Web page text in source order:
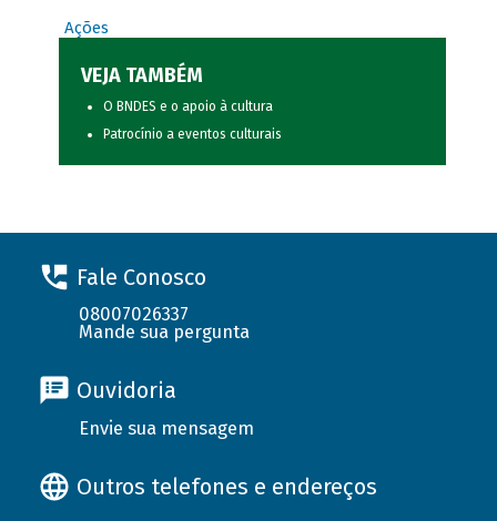
Ações
VEJA TAMBÉM
O BNDES e o apoio à cultura
Patrocínio a eventos culturais
Fale Conosco
08007026337
Mande sua pergunta
Ouvidoria
Envie sua mensagem
Outros telefones e endereços